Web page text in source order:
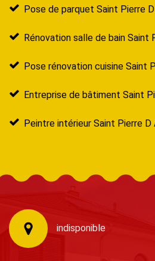
Pose de parquet Saint Pierre
Rénovation salle de bain Saint
Pose rénovation cuisine Saint
Entreprise de bâtiment Saint
Peintre intérieur Saint Pierre D
indisponible